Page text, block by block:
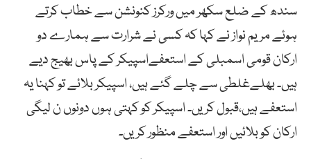
سندھ کے ضلع سکھر میں ورکرز کنونشن سے خطاب کرتے
ہوئے مریم نواز نے کہا کہ کسی نے شرارت سے ہمارے دو
ارکان قومی اسمبلی کے استعفےاسپیکر کے پاس بھیج دیے
ہیں۔ بھلےغلطی سے چلے گئے ہیں، اسپیکر بلائے تو کہنا یہ
استعفے ہیں،قبول کریں۔ اسپیکر کو کہتی ہوں دونوں ن لیگی
ارکان کو بلائیں اور استعفے منظور کریں۔